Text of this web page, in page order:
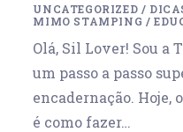
UNCATEGORIZED /
MIMO STAMPING /
Olá, Sil Lover! Sou a
um passo a passo
encadernação. Hoje,
é como fazer…